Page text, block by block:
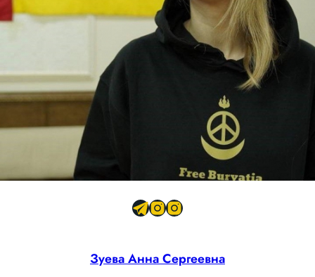
Зуева Анна Сергеевна